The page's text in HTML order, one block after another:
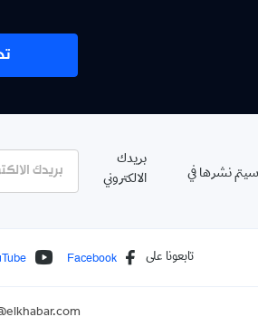
الالكتروني
Facebook
YouTube
eMail :info@elkhabar.com